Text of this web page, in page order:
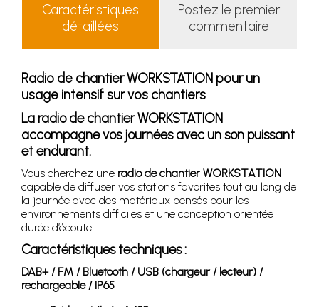
Caractéristiques
détaillées
Postez le premier
commentaire
Radio de chantier WORKSTATION pour un
usage intensif sur vos chantiers
La radio de chantier WORKSTATION
accompagne vos journées avec un son puissant
et endurant.
Vous cherchez une radio de chantier WORKSTATION
capable de diffuser vos stations favorites tout au long de
la journée avec des matériaux pensés pour les
environnements difficiles et une conception orientée
durée d’écoute.
Caractéristiques techniques :
DAB+ / FM / Bluetooth / USB (chargeur / lecteur) /
rechargeable / IP65